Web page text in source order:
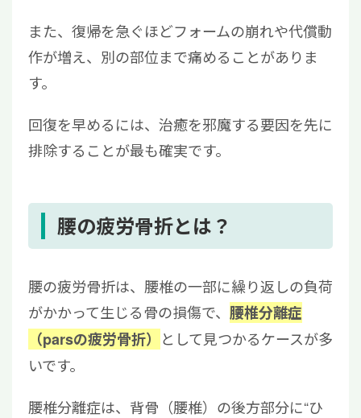
また、復帰を急ぐほどフォームの崩れや代償動
作が増え、別の部位まで痛めることがありま
す。
回復を早めるには、治癒を邪魔する要因を先に
排除することが最も確実です。
腰の疲労骨折とは？
腰の疲労骨折は、腰椎の一部に繰り返しの負荷
がかかって生じる骨の損傷で、 腰椎分離症
（parsの疲労骨折） として見つかるケースが多
いです。
腰椎分離症は、背骨（腰椎）の後方部分に“ひ